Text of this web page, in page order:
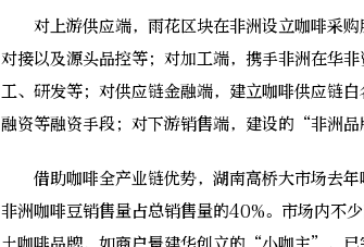
对上游供应端，雨花区块在非洲设立咖啡采购
对接以及源头品控等；对加工端，携手非洲在华
工、研发等；对供应链金融端，建立咖啡供应链
融资等融资手段；对下游销售端，建设的“非洲
借助咖啡全产业链优势，湖南高桥大市场去年
非洲咖啡豆销售量占总销售量的40%。市场内不